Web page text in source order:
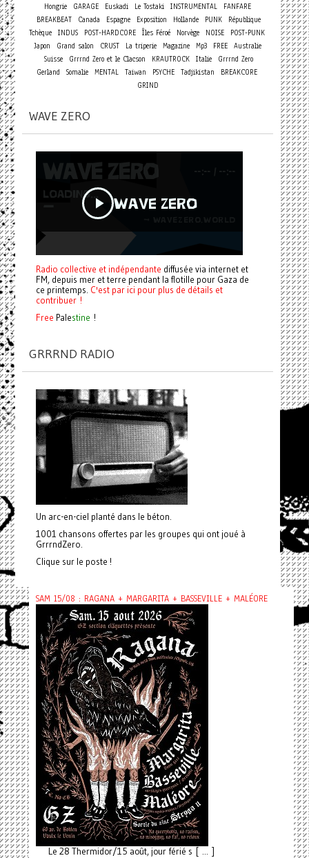
Hongrie
GARAGE Euskadi Le Tostaki INSTRUMENTAL
FANFARE
BREAKBEAT
Canada Espagne Exposition Hollande PUNK
République
Tchèque INDUS POST-HARDCORE Îles Féroé Norvège NOISE
POST-PUNK
Japon
Grand salon CRUST La triperie Magazine Mp3 FREE Australie
Suisse
Grrrnd Zero et le Clacson KRAUTROCK Italie
Grrrnd Zero
Gerland
Somalie MENTAL Taiwan PSYCHE Tadjikistan
BREAKCORE
GRIND
WAVE ZERO
Radio collective et indépendante diffusée via internet et
FM, depuis mer et terre pendant la flotille pour Gaza de
ce printemps. C'est par ici pour plus de détails et
contribuer !
Free Palestine !
GRRRND RADIO
Un arc-en-ciel planté dans le béton.
1001 chansons offertes par les groupes qui ont joué à
GrrrndZero.
Clique sur le poste !
SAM 15/08 : RAGANA + MARGARITA + BASSEVILLE + MALÉORE
Le 28 Thermidor/15 août, jour férié s [ ... ]